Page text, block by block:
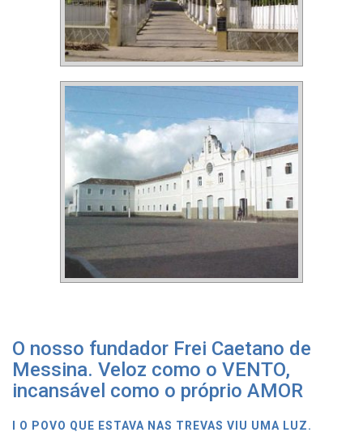
O nosso fundador Frei Caetano de
Messina. Veloz como o VENTO,
incansável como o próprio AMOR
I O POVO QUE ESTAVA NAS TREVAS VIU UMA LUZ.